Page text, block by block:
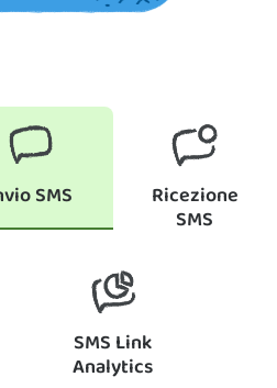
SMS Ricezione
SMS
SMS Link
Analytics